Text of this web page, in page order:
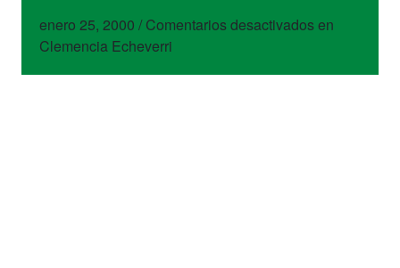
enero 25, 2000 / Comentarios desactivadosen
Clemencia Echeverri